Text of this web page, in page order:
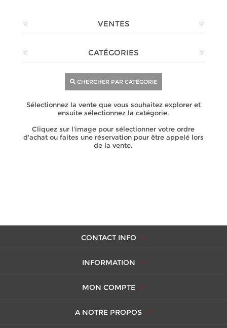
VENTES
CATÉGORIES
CHERCHER PAR CATÉGORIE
Sélectionnez la vente que vous souhaitez explorer et
ensuite sélectionnez la catégorie.
Cliquez sur l'image pour sélectionner votre ordre
d'achat ou faites une réservation pour être appelé lors
de la vente.
CONTACT INFO
INFORMATION
MON COMPTE
A NOTRE PROPOS